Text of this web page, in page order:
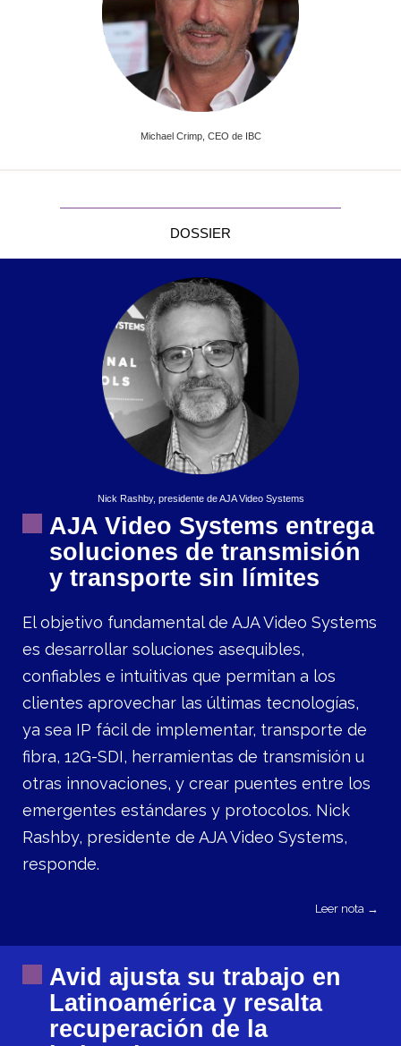
Michael Crimp, CEO de IBC
DOSSIER
Nick Rashby, presidente de AJA Video Systems
AJA Video Systems entrega
soluciones de transmisión
y transporte sin límites
El objetivo fundamental de AJA Video Systems
es desarrollar soluciones asequibles,
confiables e intuitivas que permitan a los
clientes aprovechar las últimas tecnologías,
ya sea IP fácil de implementar, transporte de
fibra, 12G-SDI, herramientas de transmisión u
otras innovaciones, y crear puentes entre los
emergentes estándares y protocolos. Nick
Rashby, presidente de AJA Video Systems,
responde.
Leer nota →
Avid ajusta su trabajo en
Latinoamérica y resalta
recuperación de la